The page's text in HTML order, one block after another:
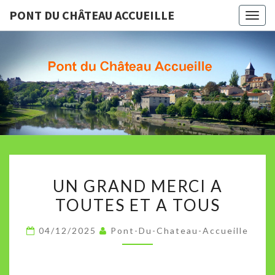
PONT DU CHÂTEAU ACCUEILLE
PONT
Association
Culturelle
De Pont Du
Chateau
GRAND
MERCI
UN GRAND MERCI A
TOUTES ET A TOUS
04/12/2025 Pont-Du-Chateau-Accueille